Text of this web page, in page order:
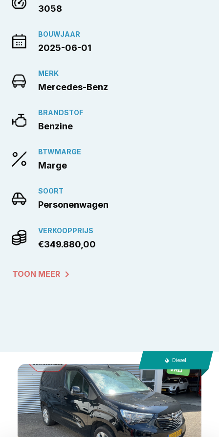
3058
BOUWJAAR
2025-06-01
MERK
Mercedes-Benz
BRANDSTOF
Benzine
BTWMARGE
Marge
SOORT
Personenwagen
VERKOOPPRIJS
€349.880,00
TOON MEER
Diesel